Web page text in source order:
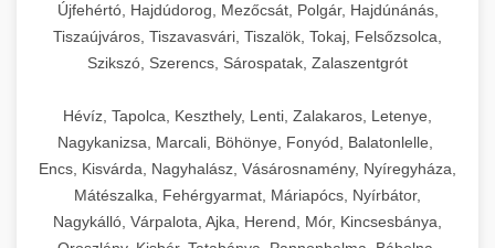
Újfehértó, Hajdúdorog, Mezőcsát, Polgár, Hajdúnánás,
Tiszaújváros, Tiszavasvári, Tiszalök, Tokaj, Felsőzsolca,
Szikszó, Szerencs, Sárospatak, Zalaszentgrót
Hévíz, Tapolca, Keszthely, Lenti, Zalakaros, Letenye,
Nagykanizsa, Marcali, Böhönye, Fonyód, Balatonlelle,
Encs, Kisvárda, Nagyhalász, Vásárosnamény, Nyíregyháza,
Mátészalka, Fehérgyarmat, Máriapócs, Nyírbátor,
Nagykálló, Várpalota, Ajka, Herend, Mór, Kincsesbánya,